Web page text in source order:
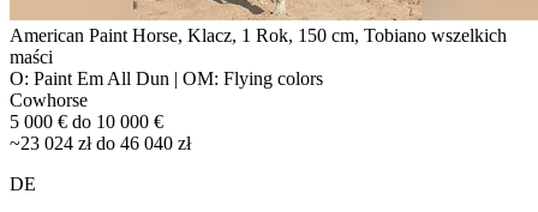
American Paint Horse, Klacz, 1 Rok, 150 cm, Tobiano wszelkich
maści
O: Paint Em All Dun | OM: Flying colors
Cowhorse
5 000 € do 10 000 €
~23 024 zł do 46 040 zł
DE